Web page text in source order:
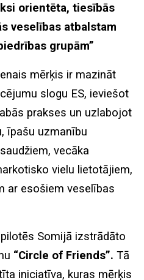
orientēta, tiesībās
veselības atbalstam
grupām”
mērķis ir mazināt
slogu ES, ieviešot
prakses un uzlabojot
īpašu uzmanību
vecāka
vielu lietotājiem,
ar esošiem veselības
Somijā izstrādāto
“Circle of Friends”. Tā
iniciatīva, kuras mērķis